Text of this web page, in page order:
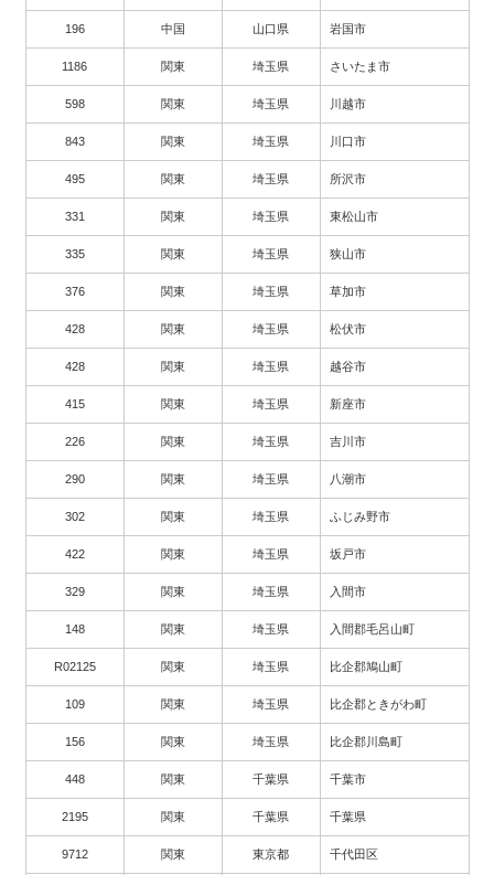
196 中国 山口県 岩国市
1186 関東 埼玉県 さいたま市
598 関東 埼玉県 川越市
843 関東 埼玉県 川口市
495 関東 埼玉県 所沢市
331 関東 埼玉県 東松山市
335 関東 埼玉県 狭山市
376 関東 埼玉県 草加市
428 関東 埼玉県 松伏市
428 関東 埼玉県 越谷市
415 関東 埼玉県 新座市
226 関東 埼玉県 吉川市
290 関東 埼玉県 八潮市
302 関東 埼玉県 ふじみ野市
422 関東 埼玉県 坂戸市
329 関東 埼玉県 入間市
148 関東 埼玉県 入間郡毛呂山町
R02125 関東 埼玉県 比企郡鳩山町
109 関東 埼玉県 比企郡ときがわ町
156 関東 埼玉県 比企郡川島町
448 関東 千葉県 千葉市
2195 関東 千葉県 千葉県
9712 関東 東京都 千代田区